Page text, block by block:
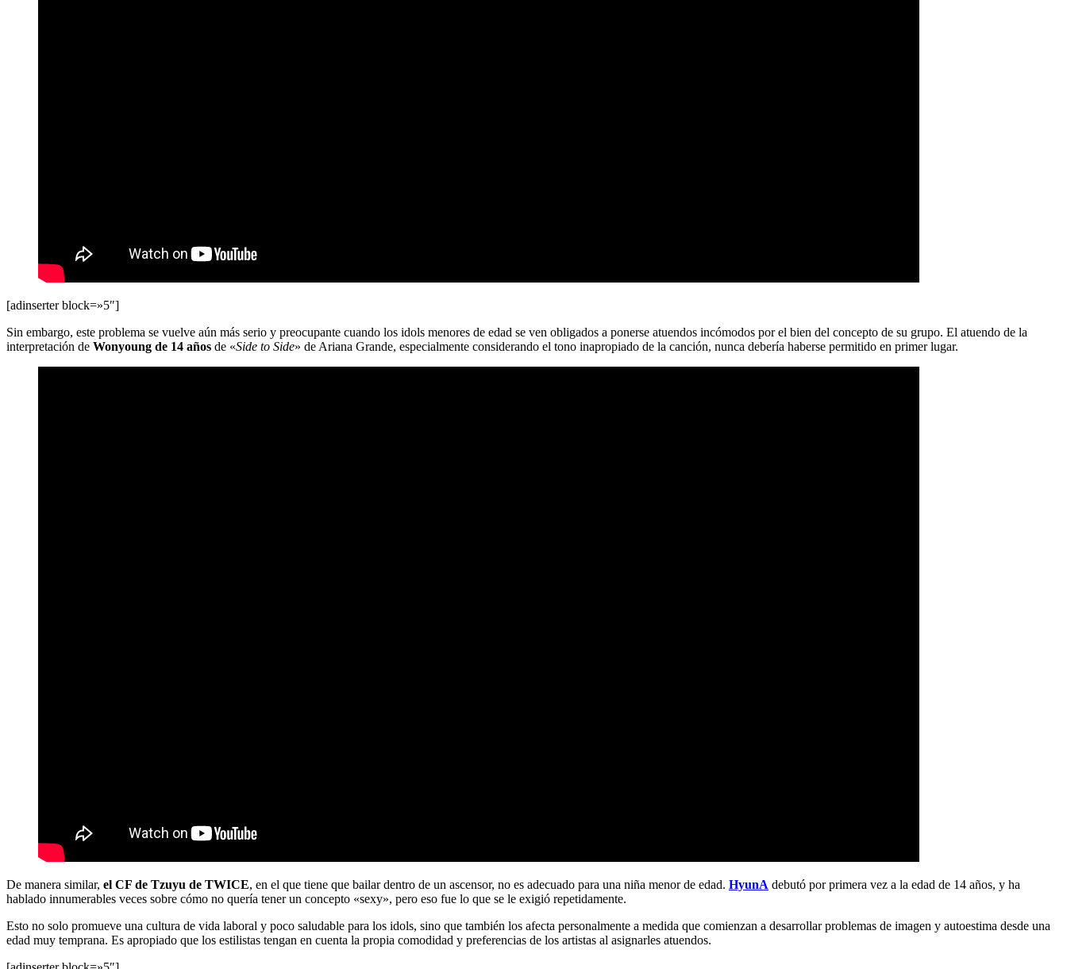
[adinserter block=»5″]
Sin embargo, este problema se vuelve aún más serio y preocupante cuando los idols menores de edad se ven obligados a ponerse atuendos incómodos por el bien del concepto de su grupo. El atuendo de la
interpretación de Wonyoung de 14 años de «Side to Side» de Ariana Grande, especialmente considerando el tono inapropiado de la canción, nunca debería haberse permitido en primer lugar.
De manera similar, el CF de Tzuyu de TWICE, en el que tiene que bailar dentro de un ascensor, no es adecuado para una niña menor de edad. HyunA debutó por primera vez a la edad de 14 años, y ha
hablado innumerables veces sobre cómo no quería tener un concepto «sexy», pero eso fue lo que se le exigió repetidamente.
Esto no solo promueve una cultura de vida laboral y poco saludable para los idols, sino que también los afecta personalmente a medida que comienzan a desarrollar problemas de imagen y autoestima desde una
edad muy temprana. Es apropiado que los estilistas tengan en cuenta la propia comodidad y preferencias de los artistas al asignarles atuendos.